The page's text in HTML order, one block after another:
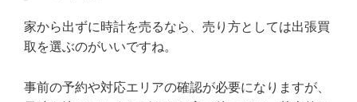
家から出ずに時計を売るなら、売り方としては出張買
取を選ぶのがいいですね。
事前の予約や対応エリアの確認が必要になりますが、